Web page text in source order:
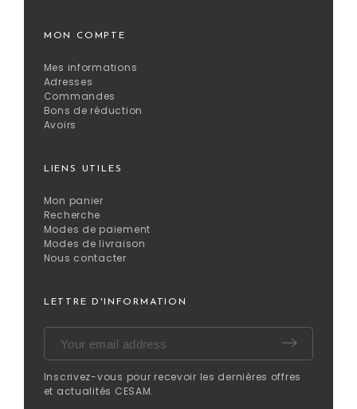
MON COMPTE
Mes informations
Adresses
Commandes
Bons de réduction
Avoirs
LIENS UTILES
Mon panier
Recherche
Modes de paiement
Modes de livraison
Nous contacter
LETTRE D'INFORMATION
Inscrivez-vous pour recevoir les dernières offres
et actualités CESAM.